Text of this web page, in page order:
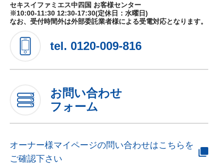
セキスイファミエス中四国 お客様センター
※10:00-11:30 12:30-17:30(定休日：水曜日)
なお、受付時間外は外部委託業者様による受電対応となります。
tel. 0120-009-816
お問い合わせ
フォーム
オーナー様マイページの問い合わせはこちらを
ご確認下さい